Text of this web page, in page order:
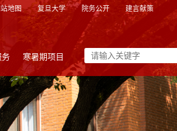
地图 复旦大学 院务公开 建言献策
务 寒暑期项目